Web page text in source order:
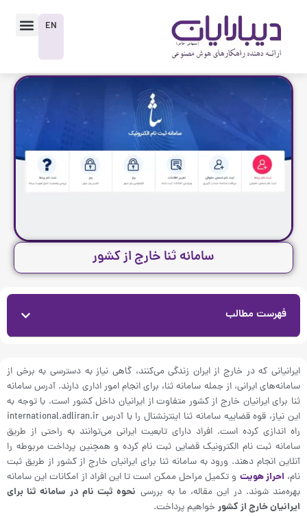
EN
سامانه ثنا خارج از کشور
فهرست مطالب
ایرانیانی که در خارج از ایران زندگی می‌کنند، گاهی نیاز به دسترسی به برخی از
سامانه‌های ایرانی، از جمله سامانه ثنا، برای انجام امور اداری دارند. آدرس سامانه
ثنا برای ایرانیان خارج از کشور متفاوت از ایرانیان داخل کشور است. با توجه به
این نیاز، قوه قضاییه سامانه ثنا اینترنشنال را با آدرس international.adliran.ir
راه اندازی کرده است. افراد دارای تابعیت ایرانی می‌توانند به راحتی از طریق
سامانه ثبت نام الکترونیک قضایی ثبت نام کرده و همچنین پرداخت مربوطه را
آنلاین انجام دهند. ورود به سامانه ثنا برای ایرانیان خارج از کشور از طریق ثبت
نام، احراز هویت و تکمیل مراحل ممکن است تا این افراد از امکانات این سامانه
بهره‌مند شوند. در این مقاله، ما به بررسی نحوه ثبت نام در سامانه ثنا برای
ایرانیان خارج از کشور خواهیم پرداخت.